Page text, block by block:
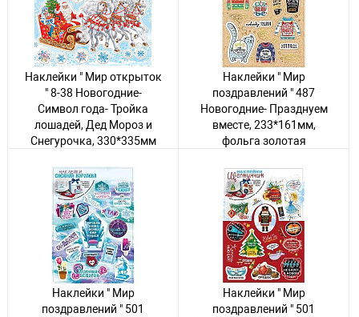
Наклейки " Мир открыток
" 8-38 Новогодние-
Символ года- Тройка
лошадей, Дед Мороз и
Снегурочка, 330*335мм
увидеть цену
1 товар
Наклейки " Мир
поздравлений " 487
Новогодние- Празднуем
вместе, 233*161мм,
фольга золотая
увидеть цену
170 товаров
Наклейки " Мир
поздравлений " 501
Наклейки " Мир
поздравлений " 501